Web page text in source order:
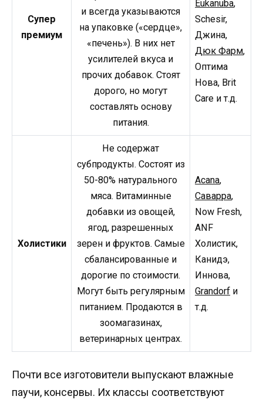
Супер
премиум
и всегда указываются
на упаковке («сердце»,
«печень»). В них нет
усилителей вкуса и
прочих добавок. Стоят
дорого, но могут
составлять основу
питания.
Eukanuba,
Schesir,
Джина,
Дюк Фарм,
Оптима
Нова, Brit
Care и т.д.
Холистики
Не содержат
субпродукты. Состоят из
50-80% натурального
мяса. Витаминные
добавки из овощей,
ягод, разрешенных
зерен и фруктов. Самые
сбалансированные и
дорогие по стоимости.
Могут быть регулярным
питанием. Продаются в
зоомагазинах,
ветеринарных центрах.
Acana,
Саварра,
Now Fresh,
ANF
Холистик,
Канидэ,
Иннова,
Grandorf и
т.д.
Почти все изготовители выпускают влажные
паучи, консервы. Их классы соответствуют